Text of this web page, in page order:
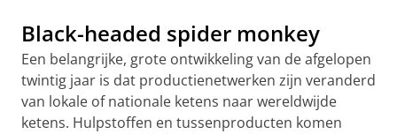
Black-headed spider monkey
Een belangrijke, grote ontwikkeling van de afgelopen
twintig jaar is dat productienetwerken zijn veranderd
van lokale of nationale ketens naar wereldwijde
ketens. Hulpstoffen en tussenproducten komen